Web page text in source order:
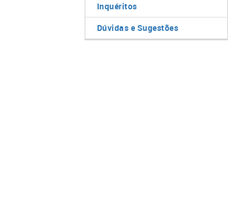
Inquéritos
Dúvidas e Sugestões